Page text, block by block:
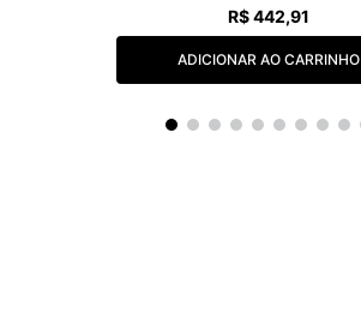
R$442,91
ADICIONAR AO CARRINHO